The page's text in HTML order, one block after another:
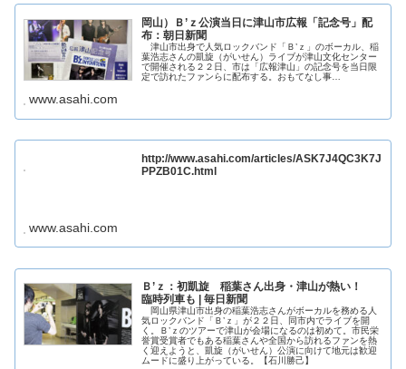
岡山）Ｂ’ｚ公演当日に津山市広報「記念号」配
布：朝日新聞
津山市出身で人気ロックバンド「Ｂ’ｚ」のボーカル、稲
葉浩志さんの凱旋（がいせん）ライブが津山文化センター
で開催される２２日、市は「広報津山」の記念号を当日限
定で訪れたファンらに配布する。おもてなし事…
www.asahi.com
http://www.asahi.com/articles/ASK7J4QC3K7J
PPZB01C.html
www.asahi.com
Ｂ’ｚ：初凱旋 稲葉さん出身・津山が熱い！
臨時列車も | 毎日新聞
岡山県津山市出身の稲葉浩志さんがボーカルを務める人
気ロックバンド「Ｂ’ｚ」が２２日、同市内でライブを開
く。Ｂ’ｚのツアーで津山が会場になるのは初めて。市民栄
誉賞受賞者でもある稲葉さんや全国から訪れるファンを熱
く迎えようと、凱旋（がいせん）公演に向けて地元は歓迎
ムードに盛り上がっている。【石川勝己】